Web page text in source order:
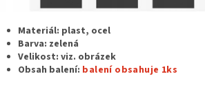
Materiál: plast, ocel
Barva: zelená
Velikost: viz. obrázek
Obsah balení: balení obsahuje 1ks